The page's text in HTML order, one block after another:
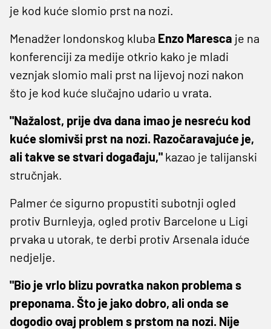
je kod kuće slomio prst na nozi.
Menadžer londonskog kluba Enzo Maresca je na
konferenciji za medije otkrio kako je mladi
veznjak slomio mali prst na lijevoj nozi nakon
što je kod kuće slučajno udario u vrata.
"Nažalost, prije dva dana imao je nesreću kod
kuće slomivši prst na nozi. Razočaravajuće je,
ali takve se stvari događaju," kazao je talijanski
stručnjak.
Palmer će sigurno propustiti subotnji ogled
protiv Burnleyja, ogled protiv Barcelone u Ligi
prvaka u utorak, te derbi protiv Arsenala iduće
nedjelje.
"Bio je vrlo blizu povratka nakon problema s
preponama. Što je jako dobro, ali onda se
dogodio ovaj problem s prstom na nozi. Nije